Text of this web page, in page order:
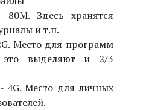
Здесь хранятся
и т.п.
Место для программ
это выделяют и 2/3
4G. Место для личных